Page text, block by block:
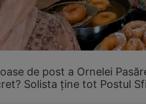
de post a Ornelei
Solista ține tot Postul